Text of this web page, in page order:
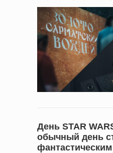
День STAR
обычный день
фантастическим